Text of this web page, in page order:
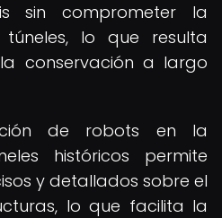
sin comprometer la
lo que resulta
conservación a largo
de robots en la
históricos permite
y detallados sobre el
lo que facilita la